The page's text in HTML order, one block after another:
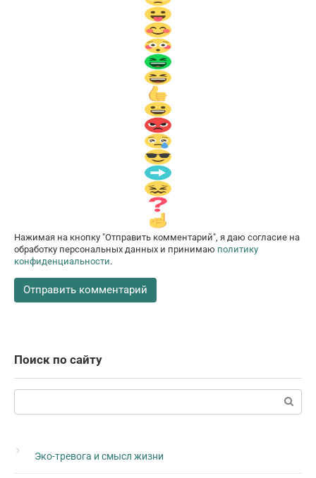
Нажимая на кнопку "Отправить комментарий", я даю согласие на
обработку персональных данных и принимаю политику
конфиденциальности.
Поиск по сайту
Поиск:
Эко-тревога и смысл жизни